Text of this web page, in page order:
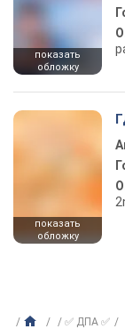
показать
обложку
показать
обложку
✅ ДПА ✅